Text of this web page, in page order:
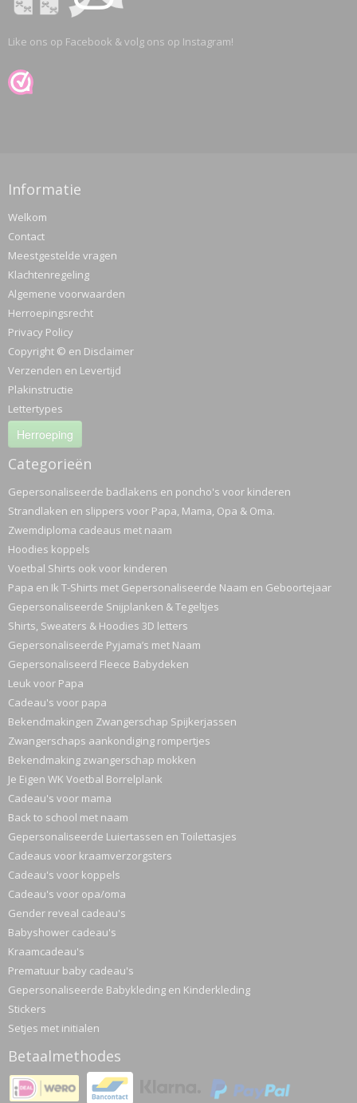
Like ons op Facebook & volg ons op Instagram!
Informatie
Welkom
Contact
Meestgestelde vragen
Klachtenregeling
Algemene voorwaarden
Herroepingsrecht
Privacy Policy
Copyright © en Disclaimer
Verzenden en Levertijd
Plakinstructie
Lettertypes
Herroeping
Categorieën
Gepersonaliseerde badlakens en poncho's voor kinderen
Strandlaken en slippers voor Papa, Mama, Opa & Oma.
Zwemdiploma cadeaus met naam
Hoodies koppels
Voetbal Shirts ook voor kinderen
Papa en Ik T-Shirts met Gepersonaliseerde Naam en Geboortejaar
Gepersonaliseerde Snijplanken & Tegeltjes
Shirts, Sweaters & Hoodies 3D letters
Gepersonaliseerde Pyjama’s met Naam
Gepersonaliseerd Fleece Babydeken
Leuk voor Papa
Cadeau's voor papa
Bekendmakingen Zwangerschap Spijkerjassen
Zwangerschaps aankondiging rompertjes
Bekendmaking zwangerschap mokken
Je Eigen WK Voetbal Borrelplank
Cadeau's voor mama
Back to school met naam
Gepersonaliseerde Luiertassen en Toilettasjes
Cadeaus voor kraamverzorgsters
Cadeau's voor koppels
Cadeau's voor opa/oma
Gender reveal cadeau's
Babyshower cadeau's
Kraamcadeau's
Prematuur baby cadeau's
Gepersonaliseerde Babykleding en Kinderkleding
Stickers
Setjes met initialen
Betaalmethodes